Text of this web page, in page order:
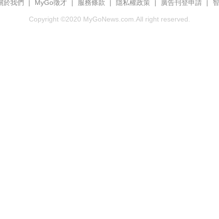
於我們 MyGo徵才 服務條款 隱私權政策 廣告刊登申請
Copyright ©2020 MyGoNews.com.All right reserved.